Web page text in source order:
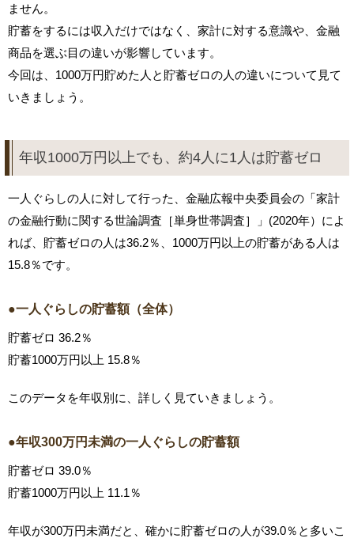
ません。
貯蓄をするには収入だけではなく、家計に対する意識や、金融
商品を選ぶ目の違いが影響しています。
今回は、1000万円貯めた人と貯蓄ゼロの人の違いについて見て
いきましょう。
年収1000万円以上でも、約4人に1人は貯蓄ゼロ
一人ぐらしの人に対して行った、金融広報中央委員会の「家計
の金融行動に関する世論調査［単身世帯調査］」(2020年）によ
れば、貯蓄ゼロの人は36.2％、1000万円以上の貯蓄がある人は
15.8％です。
●一人ぐらしの貯蓄額（全体）
貯蓄ゼロ 36.2％
貯蓄1000万円以上 15.8％
このデータを年収別に、詳しく見ていきましょう。
●年収300万円未満の一人ぐらしの貯蓄額
貯蓄ゼロ 39.0％
貯蓄1000万円以上 11.1％
年収が300万円未満だと、確かに貯蓄ゼロの人が39.0％と多いこ